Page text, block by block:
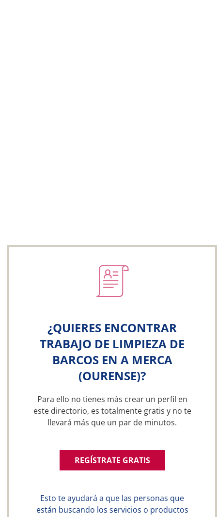
¿QUIERES ENCONTRAR
TRABAJO DE LIMPIEZA DE
BARCOS EN A MERCA
(OURENSE)?
Para ello no tienes más crear un perfil en
este directorio, es totalmente gratis y no te
llevará más que un par de minutos.
REGÍSTRATE GRATIS
Esto te ayudará a que las personas que
están buscando los servicios o productos